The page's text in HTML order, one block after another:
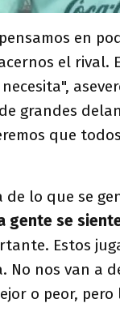
en
el rival.
grandes
que
de lo que se
gente se
Estos
No nos van a
o peor,